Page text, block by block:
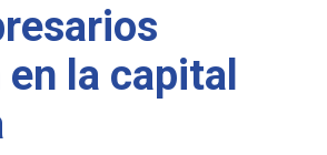
la capital